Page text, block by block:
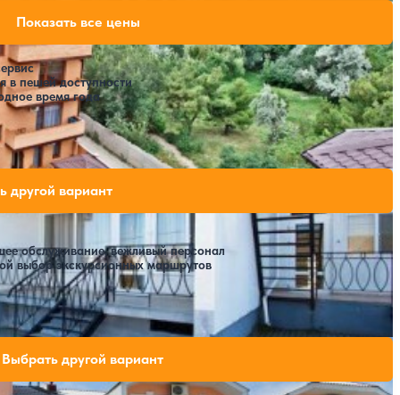
в пешей доступности
время года
Расстояние до пляжа: 400 метров.
Показать все цены
обслуживание, вежливый персонал
выбор экскурсионных маршрутов
мест на выбранные даты
другой вариант
свободных мест на выбранные даты
Выбрать другой вариант